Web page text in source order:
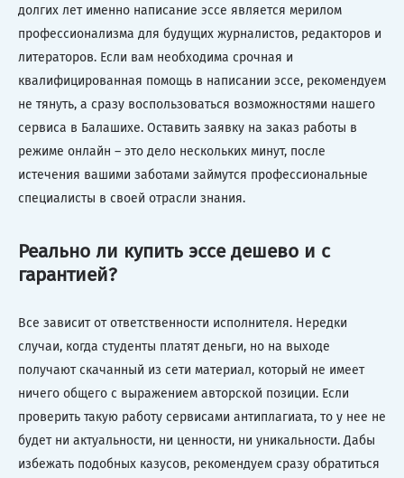
долгих лет именно написание эссе является мерилом
профессионализма для будущих журналистов, редакторов и
литераторов. Если вам необходима срочная и
квалифицированная помощь в написании эссе, рекомендуем
не тянуть, а сразу воспользоваться возможностями нашего
сервиса в Балашихе. Оставить заявку на заказ работы в
режиме онлайн – это дело нескольких минут, после
истечения вашими заботами займутся профессиональные
специалисты в своей отрасли знания.
Реально ли купить эссе дешево и с
гарантией?
Все зависит от ответственности исполнителя. Нередки
случаи, когда студенты платят деньги, но на выходе
получают скачанный из сети материал, который не имеет
ничего общего с выражением авторской позиции. Если
проверить такую работу сервисами антиплагиата, то у нее не
будет ни актуальности, ни ценности, ни уникальности. Дабы
избежать подобных казусов, рекомендуем сразу обратиться